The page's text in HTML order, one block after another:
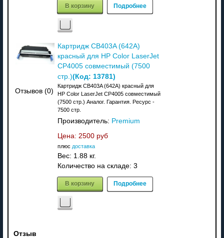
В корзину Подробнее
Отзывов (0)
Картридж CB403A (642A)
красный для HP Color LaserJet
CP4005 совместимый (7500
стр.)(Код: 13781)
Картридж CB403A (642A) красный для
HP Color LaserJet CP4005 совместимый
(7500 стр.) Аналог. Гарантия. Ресурс -
7500 стр.
Производитель: Premium
Цена: 2500 руб
плюс доставка
Вес: 1.88 кг.
Количество на складе: 3
В корзину Подробнее
Отзыв